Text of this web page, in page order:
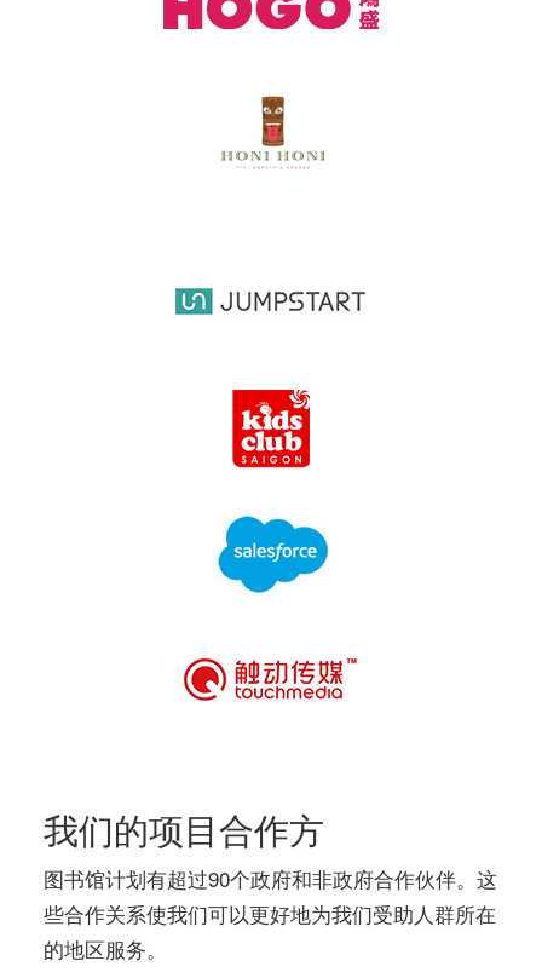
我们的项目合作方
图书馆计划有超过90个政府和非政府合作伙伴。这
些合作关系使我们可以更好地为我们受助人群所在
的地区服务。